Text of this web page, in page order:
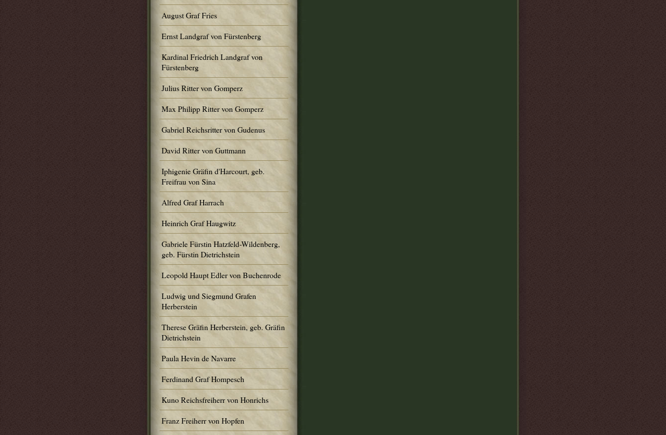
August Graf Fries
Ernst Landgraf von Fürstenberg
Kardinal Friedrich Landgraf von
Fürstenberg
Julius Ritter von Gomperz
Max Philipp Ritter von Gomperz
Gabriel Reichsritter von Gudenus
David Ritter von Guttmann
Iphigenie Gräfin d'Harcourt, geb.
Freifrau von Sina
Alfred Graf Harrach
Heinrich Graf Haugwitz
Gabriele Fürstin Hatzfeld-Wildenberg,
geb. Fürstin Dietrichstein
Leopold Haupt Edler von Buchenrode
Ludwig und Siegmund Grafen
Herberstein
Therese Gräfin Herberstein, geb. Gräfin
Dietrichstein
Paula Hevin de Navarre
Ferdinand Graf Hompesch
Kuno Reichsfreiherr von Honrichs
Franz Freiherr von Hopfen